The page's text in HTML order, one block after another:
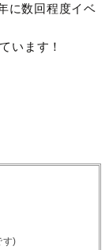
に数回程度イベ
います！
す)